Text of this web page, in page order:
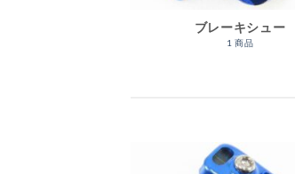
ブレーキシュー
1 商品